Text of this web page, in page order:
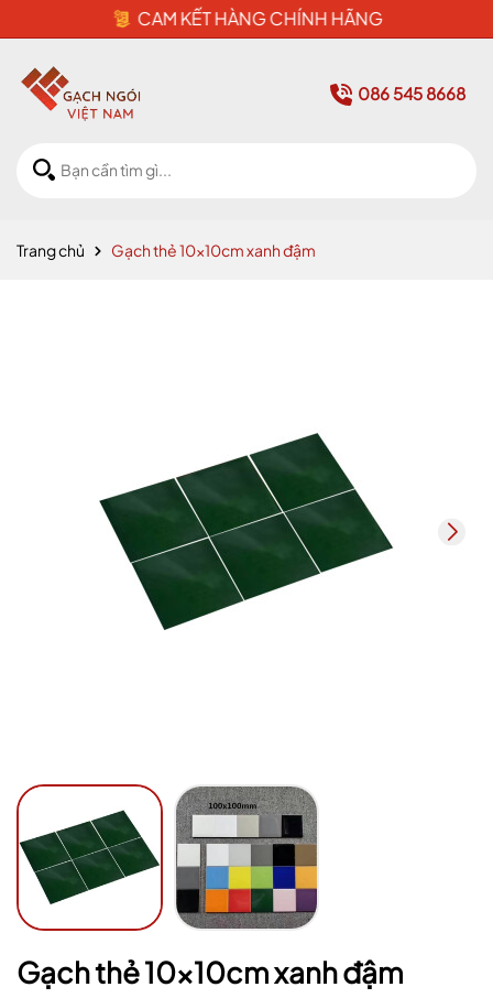
CAM KẾT HÀNG CHÍNH HÃNG
086 545 8668
Trang chủ Gạch thẻ 10x10cm xanh đậm
Gạch thẻ 10x10cm xanh đậm
Điều kiện: